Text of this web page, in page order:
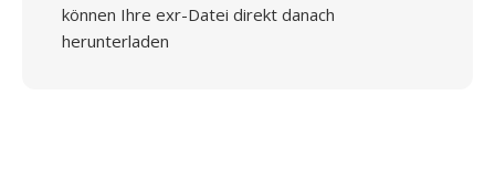
können Ihre exr-Datei direkt danach
herunterladen